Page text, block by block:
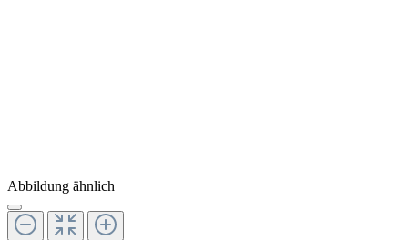
Abbildung ähnlich